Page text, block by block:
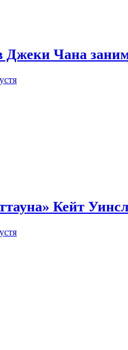
Джеки Чана
Кейт